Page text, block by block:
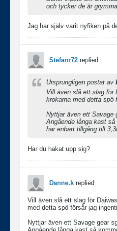
och tycker de är
Jag har själv varit nyfiken på
Stefanr72 replied
Ursprungligen postat av
Vill även slå ett slag för
krokarna med detta spö
Nyttjar även ett Savage
Angående långa kast
har enbart tillgång till
Har du hakat upp sig?
Danne.k replied
Vill även slå ett slag för
med detta spö försår jag
Nyttjar även ett Savage gear